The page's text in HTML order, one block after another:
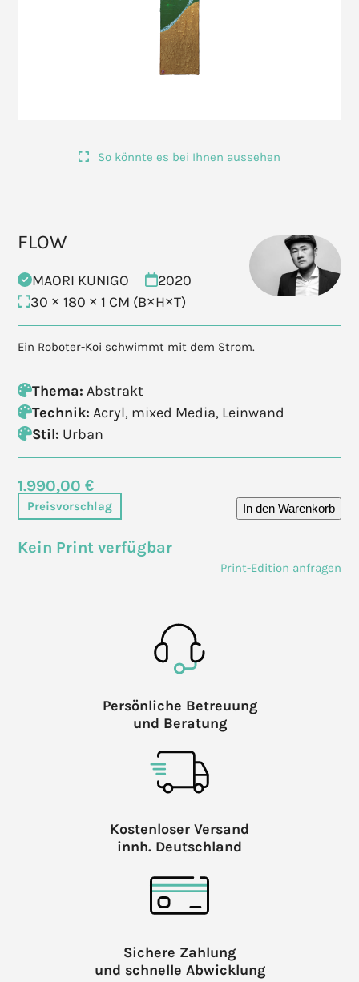
So könnte es bei Ihnen aussehen
FLOW
MAORI KUNIGO
2020
30 × 180 × 1 CM (B×H×T)
Ein Roboter-Koi schwimmt mit dem Strom.
Thema: Abstrakt
Technik: Acryl, mixed Media, Leinwand
Stil: Urban
1.990,00 €
Preisvorschlag In den Warenkorb
Kein Print verfügbar
Print-Edition anfragen
Persönliche Betreuung
und Beratung
Kostenloser Versand
innh. Deutschland
Sichere Zahlung
und schnelle Abwicklung